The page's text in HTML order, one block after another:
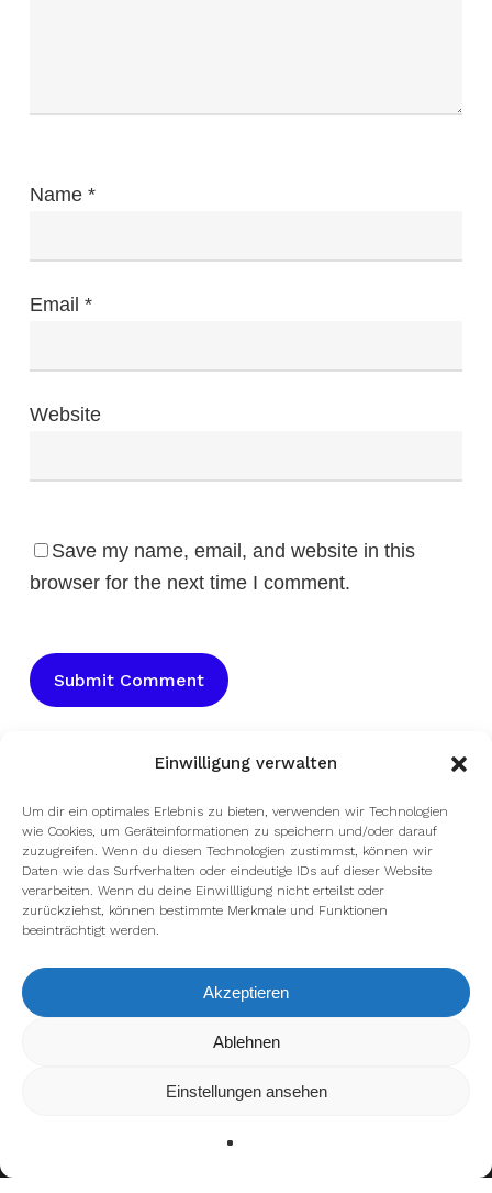
Einwilligung verwalten
Um dir ein optimales Erlebnis zu bieten, verwenden wir Technologien
wie Cookies, um Geräteinformationen zu speichern und/oder darauf
zuzugreifen. Wenn du diesen Technologien zustimmst, können wir
Daten wie das Surfverhalten oder eindeutige IDs auf dieser Website
verarbeiten. Wenn du deine Einwillligung nicht erteilst oder
zurückziehst, können bestimmte Merkmale und Funktionen
beeinträchtigt werden.
Akzeptieren
Ablehnen
Einstellungen ansehen
Name *
Email *
Website
Save my name, email, and website in this
browser for the next time I comment.
facebook youtube instagram spotify twitch
Wir verwenden Cookies, um dir die bestmögliche Erfahrung auf
kannst du erfahren, welche Cookies wir
verwenden oder sie ausschalten.